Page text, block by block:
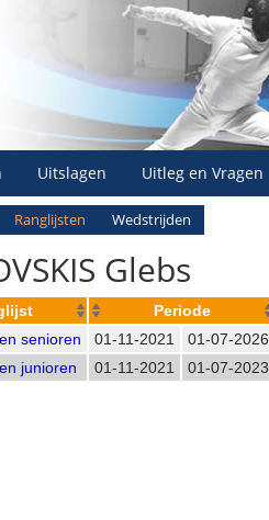
Uitslagen Uitleg en Vragen
Ranglijsten Wedstrijden
Glebs
Periode
senioren 01-11-2021
01-07-2026
junioren 01-11-2021 01-07-2023